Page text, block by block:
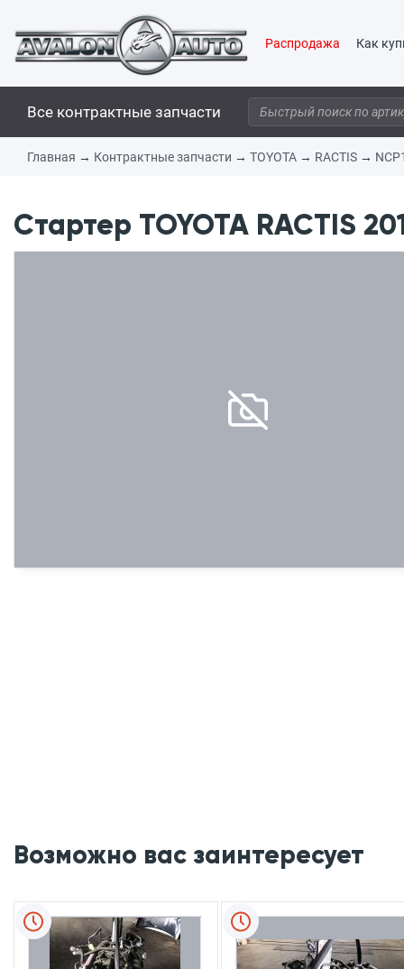
Распродажа Как
Все контрактные запчасти
Главная → Контрактные запчасти → TOYOTA → RACTIS →
Стартер TOYOTA RACTIS
Возможно вас заинтересует